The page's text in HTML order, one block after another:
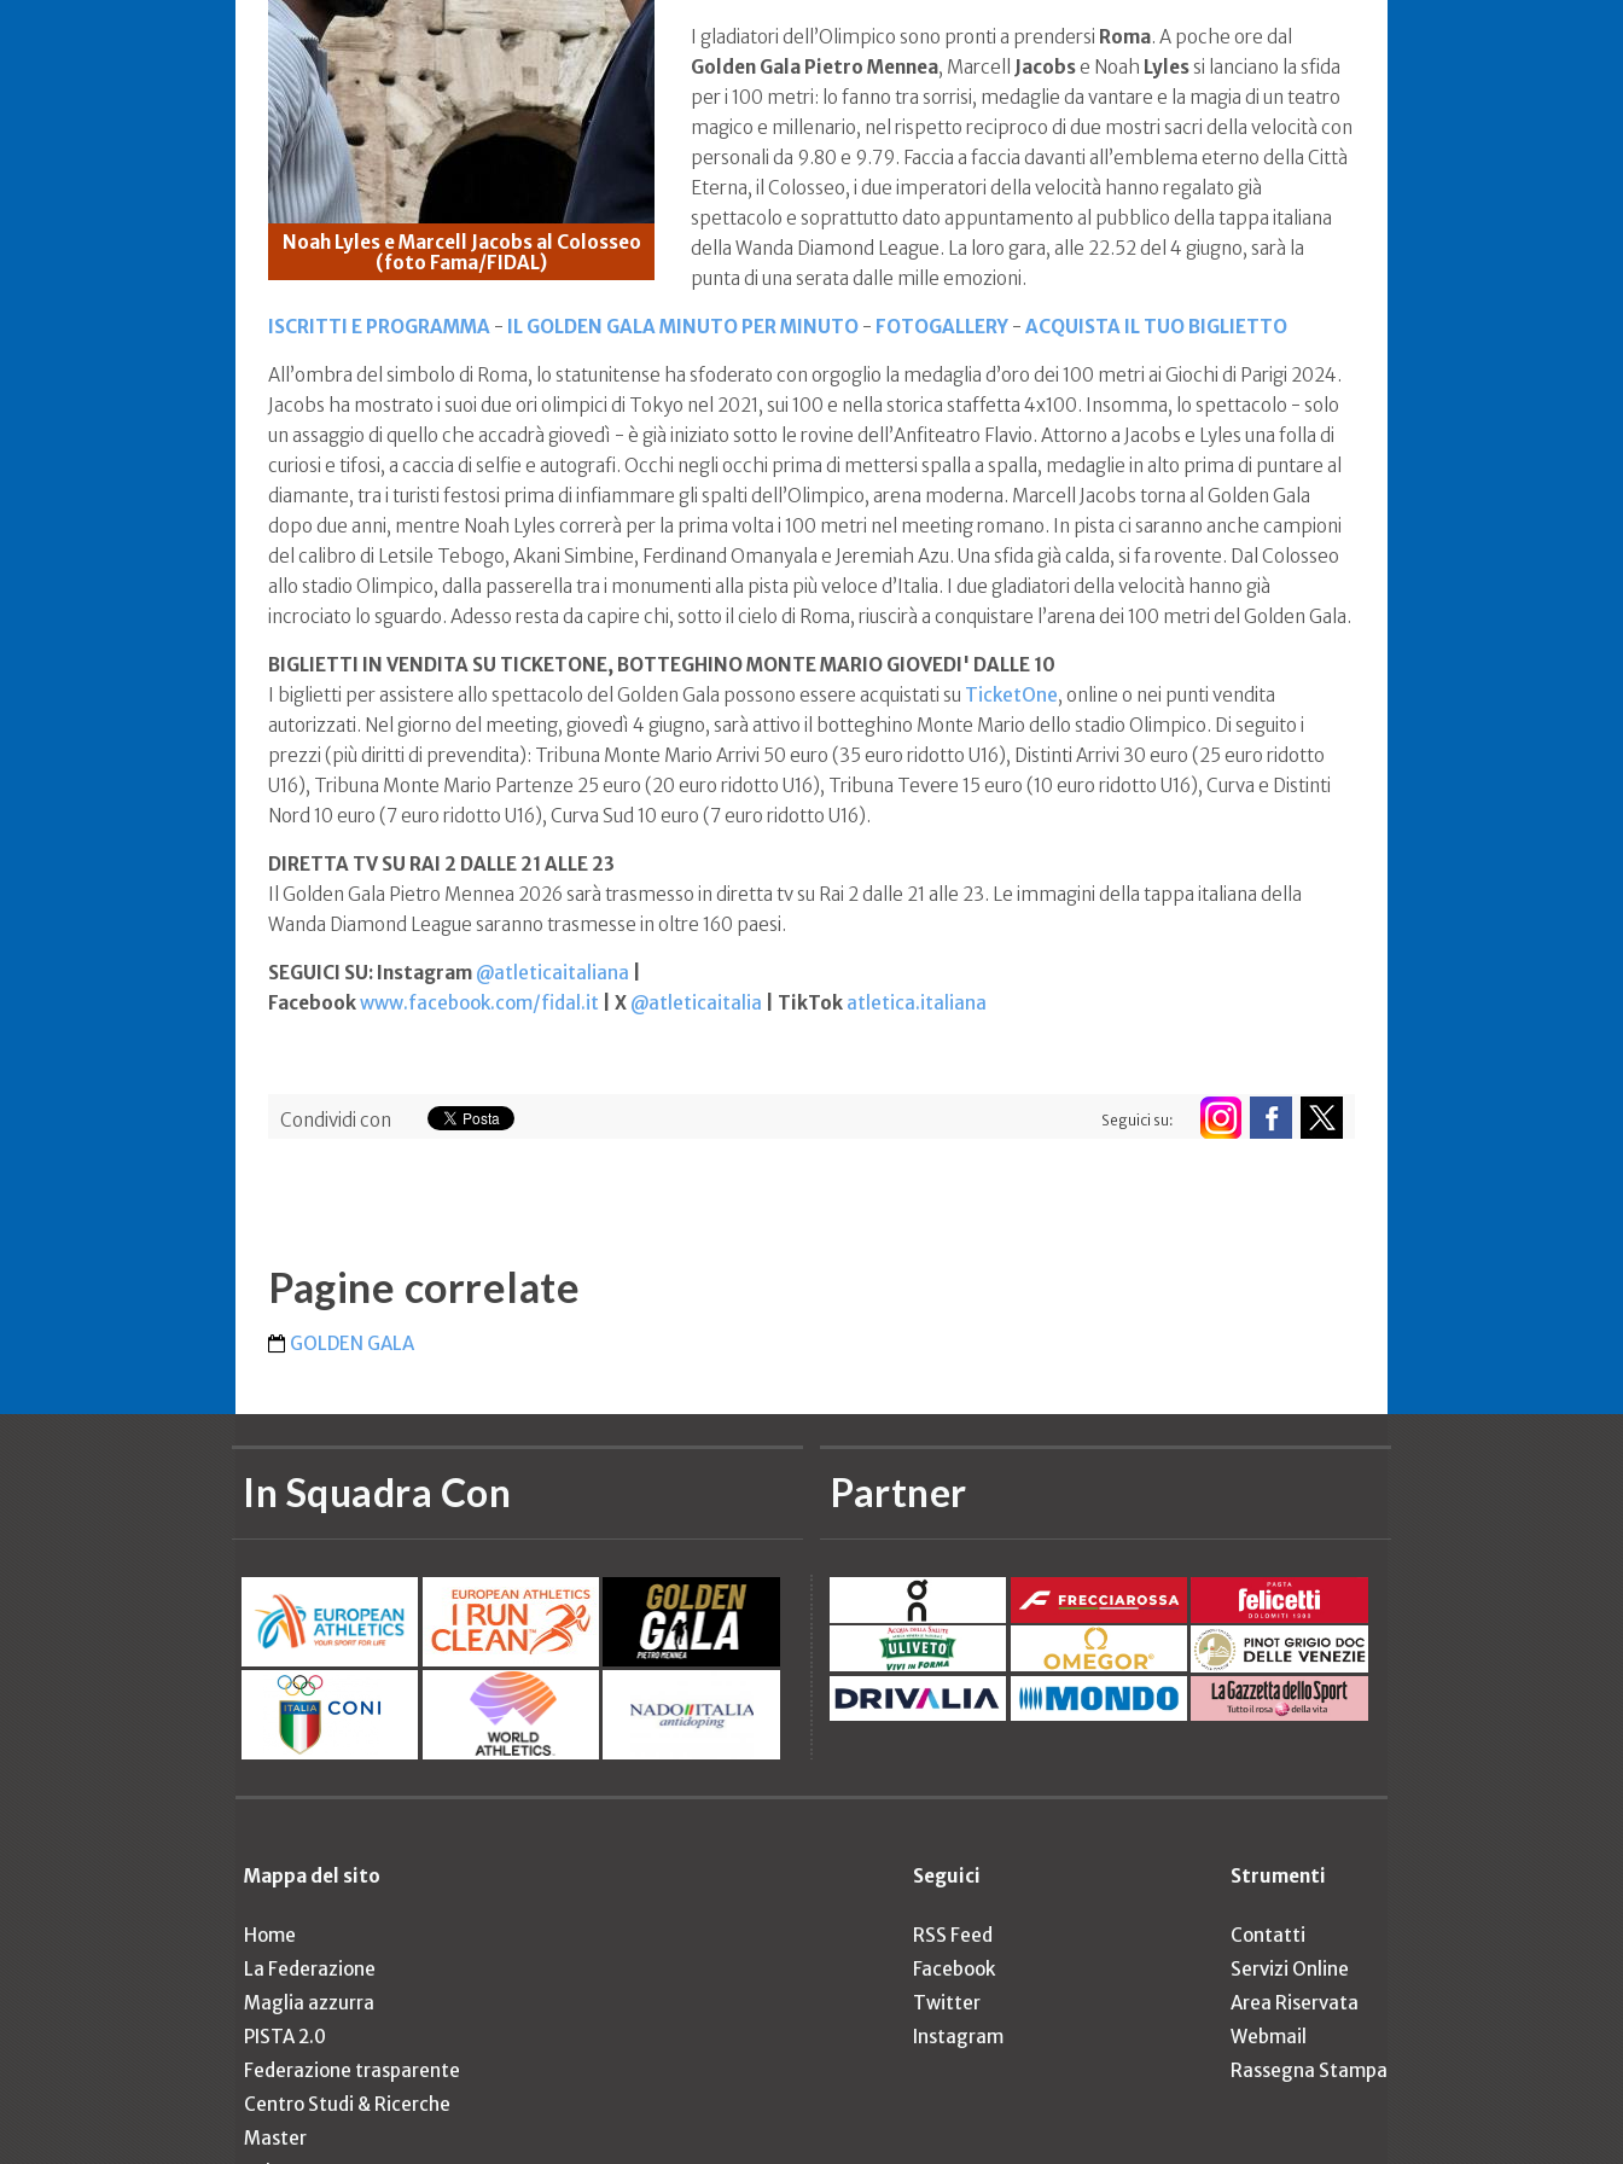
Noah Lyles e Marcell Jacobs al Colosseo
(foto Fama/FIDAL)
I gladiatori dell’Olimpico sono pronti a prendersi Roma. A poche ore dal
Golden Gala Pietro Mennea, Marcell Jacobse Noah Lylessi lanciano la sfida
per i 100 metri: lo fanno tra sorrisi, medaglie da vantare e la magia di un teatro
magico e millenario, nel rispetto reciproco di due mostri sacri della velocità con
personali da 9.80 e 9.79. Faccia a faccia davanti all’emblema eterno della Città
Eterna, il Colosseo, i due imperatori della velocità hanno regalato già
spettacolo e soprattutto dato appuntamento al pubblico della tappa italiana
della Wanda Diamond League. La loro gara, alle 22.52 del 4 giugno, sarà la
punta di una serata dalle mille emozioni.
ISCRITTI E PROGRAMMA - IL GOLDEN GALA MINUTO PER MINUTO - FOTOGALLERY - ACQUISTA IL TUO BIGLIETTO
All’ombra del simbolo di Roma, lo statunitense ha sfoderato con orgoglio la medaglia d’oro dei 100 metri ai Giochi di Parigi 2024.
Jacobs ha mostrato i suoi due ori olimpici di Tokyo nel 2021, sui 100 e nella storica staffetta 4x100. Insomma, lo spettacolo - solo
un assaggio di quello che accadrà giovedì - è già iniziato sotto le rovine dell’Anfiteatro Flavio. Attorno a Jacobs e Lyles una folla di
curiosi e tifosi, a caccia di selfie e autografi. Occhi negli occhi prima di mettersi spalla a spalla, medaglie in alto prima di puntare al
diamante, tra i turisti festosi prima di infiammare gli spalti dell’Olimpico, arena moderna. Marcell Jacobs torna al Golden Gala
dopo due anni, mentre Noah Lyles correrà per la prima volta i 100 metri nel meeting romano. In pista ci saranno anche campioni
del calibro di Letsile Tebogo, Akani Simbine, Ferdinand Omanyala e Jeremiah Azu. Una sfida già calda, si fa rovente. Dal Colosseo
allo stadio Olimpico, dalla passerella tra i monumenti alla pista più veloce d’Italia. I due gladiatori della velocità hanno già
incrociato lo sguardo. Adesso resta da capire chi, sotto il cielo di Roma, riuscirà a conquistare l’arena dei 100 metri del Golden Gala.
BIGLIETTI IN VENDITA SU TICKETONE, BOTTEGHINO MONTE MARIO GIOVEDI' DALLE 10
I biglietti per assistere allo spettacolo del Golden Gala possono essere acquistati su TicketOne, online o nei punti vendita
autorizzati. Nel giorno del meeting, giovedì 4 giugno, sarà attivo il botteghino Monte Mario dello stadio Olimpico. Di seguito i
prezzi (più diritti di prevendita): Tribuna Monte Mario Arrivi 50 euro (35 euro ridotto U16), Distinti Arrivi 30 euro (25 euro ridotto
U16), Tribuna Monte Mario Partenze 25 euro (20 euro ridotto U16), Tribuna Tevere 15 euro (10 euro ridotto U16), Curva e Distinti
Nord 10 euro (7 euro ridotto U16), Curva Sud 10 euro (7 euro ridotto U16).
DIRETTA TV SU RAI 2 DALLE 21 ALLE 23
Il Golden Gala Pietro Mennea 2026 sarà trasmesso in diretta tv su Rai 2 dalle 21 alle 23. Le immagini della tappa italiana della
Wanda Diamond League saranno trasmesse in oltre 160 paesi.
SEGUICI SU: Instagram @atleticaitaliana
Facebookwww.facebook.com/fidal.it | X @atleticaitalia | TikTok atletica.italiana
Condividi con Seguici su:
Pagine correlate
GOLDEN GALA
In Squadra Con Partner
Mappa del sito
Home
La Federazione
Maglia azzurra
PISTA 2.0
Federazione trasparente
Centro Studi & Ricerche
Master
Seguici
RSS Feed
Facebook
Twitter
Instagram
Strumenti
Contatti
Servizi Online
Area Riservata
Webmail
Rassegna Stampa